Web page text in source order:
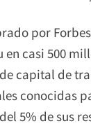
por
en casi 500
capital de
conocidas
5% de sus